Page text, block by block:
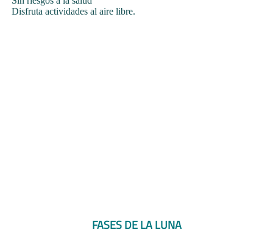
Disfruta actividades al aire libre.
FASES DE LA LUNA